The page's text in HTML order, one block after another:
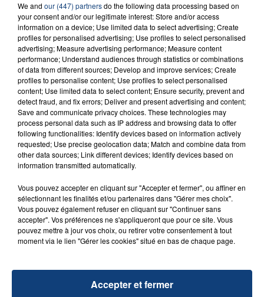
D'AUTRES JEUX
29 août 2025
LE MOT CASH !
We and our (447) partnersdo the following data processing based on
your consent and/or our legitimate interest: Store and/or access
information on a device; Use limited data to select advertising; Create
profiles for personalised advertising; Use profiles to select personalised
advertising; Measure advertising performance; Measure content
performance; Understand audiences through statistics or combinations
of data from different sources; Develop and improve services; Create
profiles to personalise content; Use profiles to select personalised
content; Use limited data to select content; Ensure security, prevent and
detect fraud, and fix errors; Deliver and present advertising and content;
Save and communicate privacy choices. These technologies may
process personal data such as IP address and browsing data to offer
following functionalities: Identify devices based on information actively
requested; Use precise geolocation data; Match and combine data from
other data sources; Link different devices; Identify devices based on
information transmitted automatically.
Vous pouvez accepter en cliquant sur "Accepter et fermer", ou affiner en
sélectionnant les finalités et/ou partenaires dans "Gérer mes choix".
Vous pouvez également refuser en cliquant sur "Continuer sans
accepter". Vos préférences ne s'appliqueront que pour ce site. Vous
pouvez mettre à jour vos choix, ou retirer votre consentement à tout
moment via le lien "Gérer les cookies" situé en bas de chaque page.
Accepter et fermer